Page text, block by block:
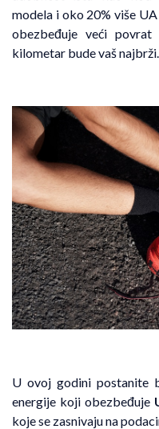
modela i oko 20% više
obezbeđuje veći
kilometar bude vaš najbrži.
U ovoj godini postanite
energije koji obezbeđuje
koje se zasnivaju na